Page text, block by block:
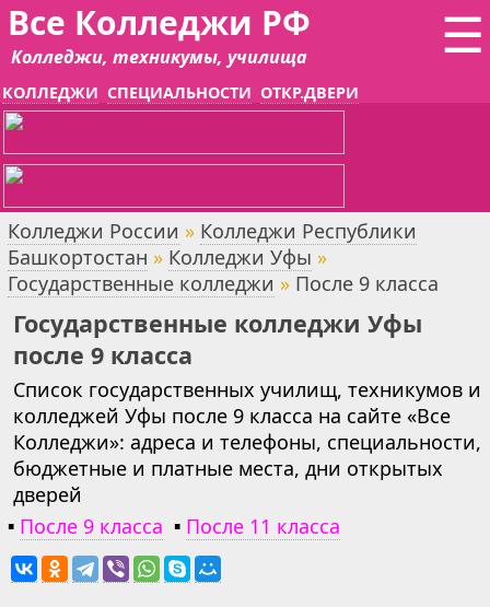
☰
Все Колледжи РФ
Колледжи, техникумы, училища
КОЛЛЕДЖИ СПЕЦИАЛЬНОСТИ ОТКР.ДВЕРИ
Колледжи России » Колледжи Республики
Башкортостан » Колледжи Уфы »
Государственные колледжи » После 9 класса
Государственные колледжи Уфы
после 9 класса
Список государственных училищ, техникумов и
колледжей Уфы после 9 класса на сайте «Все
Колледжи»: адреса и телефоны, специальности,
бюджетные и платные места, дни открытых
дверей
▪ После 9 класса ▪ После 11 класса